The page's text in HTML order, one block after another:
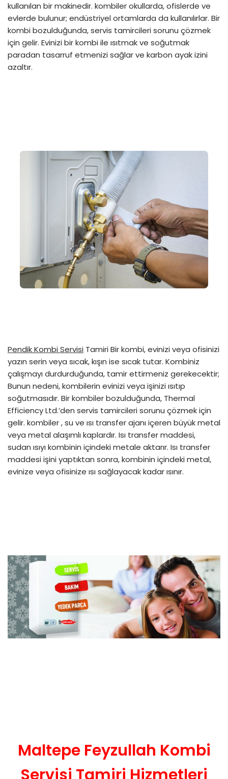
kullanılan bir makinedir. kombiler okullarda, ofislerde ve
evlerde bulunur; endüstriyel ortamlarda da kullanılırlar. Bir
kombi bozulduğunda, servis tamircileri sorunu çözmek
için gelir. Evinizi bir kombi ile ısıtmak ve soğutmak
paradan tasarruf etmenizi sağlar ve karbon ayak izini
azaltır.
Pendik Kombi Servisi Tamiri Bir kombi, evinizi veya ofisinizi
yazın serin veya sıcak, kışın ise sıcak tutar. Kombiniz
çalışmayı durdurduğunda, tamir ettirmeniz gerekecektir;
Bunun nedeni, kombilerin evinizi veya işinizi ısıtıp
soğutmasıdır. Bir kombiler bozulduğunda, Thermal
Efficiency Ltd.’den servis tamircileri sorunu çözmek için
gelir. kombiler , su ve ısı transfer ajanı içeren büyük metal
veya metal alaşımlı kaplardır. Isı transfer maddesi,
sudan ısıyı kombinin içindeki metale aktarır. Isı transfer
maddesi işini yaptıktan sonra, kombinin içindeki metal,
evinize veya ofisinize ısı sağlayacak kadar ısınır.
Maltepe Feyzullah Kombi
Servisi Tamiri Hizmetleri